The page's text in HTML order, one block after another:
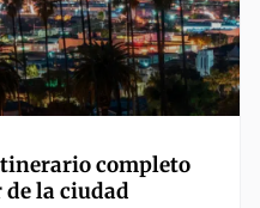
completo
la ciudad